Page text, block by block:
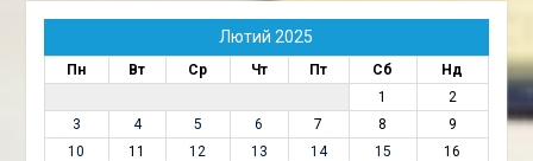
Лютий 2025
Пн Вт Ср Чт Пт Сб
Нд
1
2
3
4 5 6 7 8
9
10
11 12 13 14 15
16